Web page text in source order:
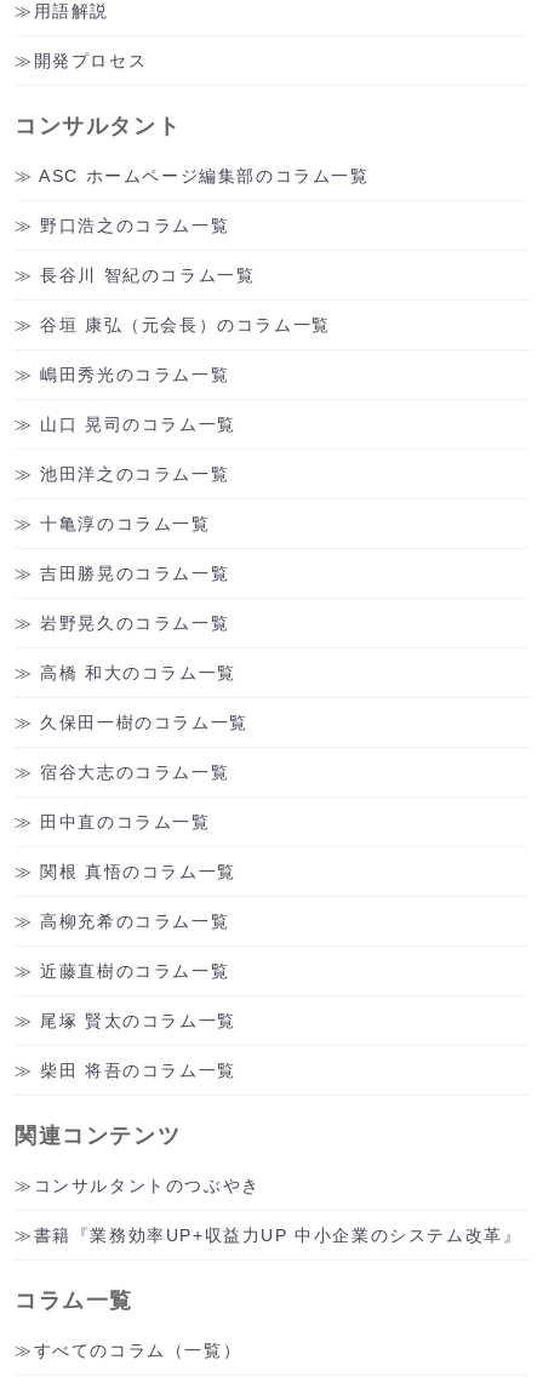
用語解説
開発プロセス
コンサルタント
ASC ホームページ編集部のコラム一覧
野口浩之のコラム一覧
長谷川 智紀のコラム一覧
谷垣 康弘（元会長）のコラム一覧
嶋田秀光のコラム一覧
山口 晃司のコラム一覧
池田洋之のコラム一覧
十亀淳のコラム一覧
吉田勝晃のコラム一覧
岩野晃久のコラム一覧
高橋 和大のコラム一覧
久保田一樹のコラム一覧
宿谷大志のコラム一覧
田中直のコラム一覧
関根 真悟のコラム一覧
高柳充希のコラム一覧
近藤直樹のコラム一覧
尾塚 賢太のコラム一覧
柴田 将吾のコラム一覧
関連コンテンツ
コンサルタントのつぶやき
書籍『業務効率UP+収益力UP 中小企業のシステム改革』
コラム一覧
すべてのコラム（一覧）